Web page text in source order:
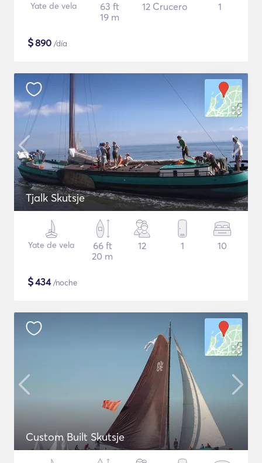
Yate de vela
63 ft
19 m
12 Crucero 1
$890 /día
Tjalk Skutsje
Yate de vela
66 ft
20 m
12 1 10
$434/noche
Custom Built Skutsje